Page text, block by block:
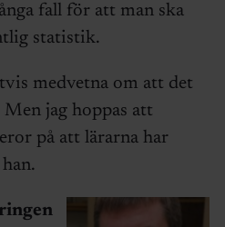
fall för att man ska
statistik.
medvetna om att det
jag hoppas att
på att lärarna har